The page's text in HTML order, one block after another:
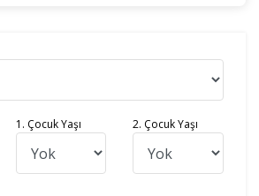
1. Çocuk Yaşı 2. Çocuk Yaşı